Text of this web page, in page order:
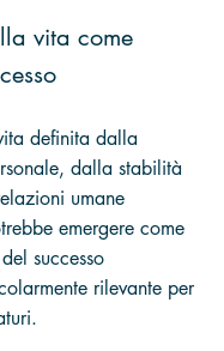
vita come
definita dalla
dalla stabilità
umane
emergere come
successo
rilevante per